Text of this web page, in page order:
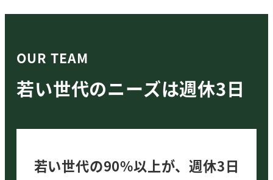
OUR TEAM
若い世代のニーズは週休3日
若い世代の90%以上が、週休3日